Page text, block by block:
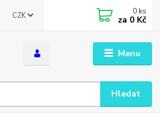
Menu
CZK
Hledat
0 ks
za 0 Kč